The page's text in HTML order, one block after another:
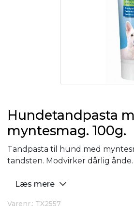
Hundetandpasta
myntesmag. 100g.
Tandpasta til hund med
tandsten. Modvirker dårlig ånde.
Læs mere
Varenr.: TX2557